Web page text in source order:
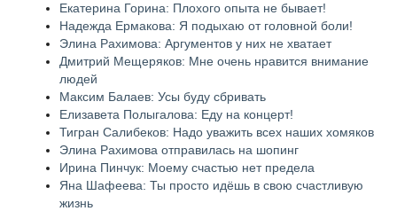
Екатерина Горина: Плохого опыта не бывает!
Надежда Ермакова: Я подыхаю от головной боли!
Элина Рахимова: Аргументов у них не хватает
Дмитрий Мещеряков: Мне очень нравится внимание
людей
Максим Балаев: Усы буду сбривать
Елизавета Полыгалова: Еду на концерт!
Тигран Салибеков: Надо уважить всех наших хомяков
Элина Рахимова отправилась на шопинг
Ирина Пинчук: Моему счастью нет предела
Яна Шафеева: Ты просто идёшь в свою счастливую
жизнь